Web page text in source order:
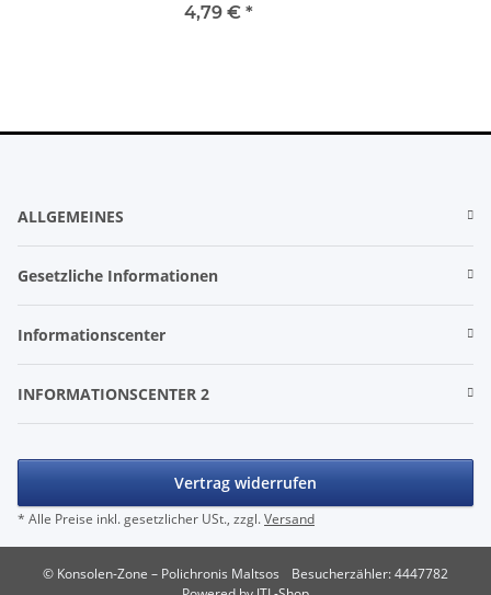
4,79 € *
ALLGEMEINES
Gesetzliche Informationen
Informationscenter
INFORMATIONSCENTER 2
Vertrag widerrufen
* Alle Preise inkl. gesetzlicher USt., zzgl.Versand
© Konsolen-Zone – Polichronis Maltsos
Besucherzähler: 4447782